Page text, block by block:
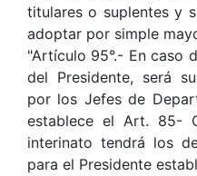
titulares o suplentes y
adoptar por simple
"Artículo 95°.- En caso
del Presidente, será
por los Jefes de
establece el Art. 85-
interinato tendrá los
para el Presidente